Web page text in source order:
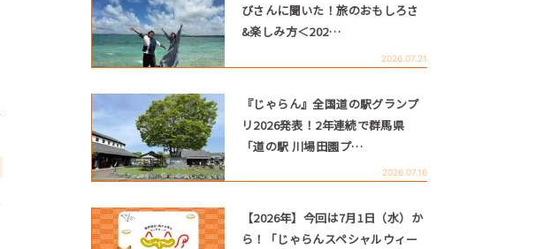
びさんに聞いた！旅のおもしろさ
&楽しみ方＜202…
2026.07.21
『じゃらん』全国道の駅グランプ
リ2026発表！2年連続で群馬県
「道の駅 川場田園プ…
2026.07.16
【2026年】今回は7月1日（水）か
ら！「じゃらんスペシャルウィー